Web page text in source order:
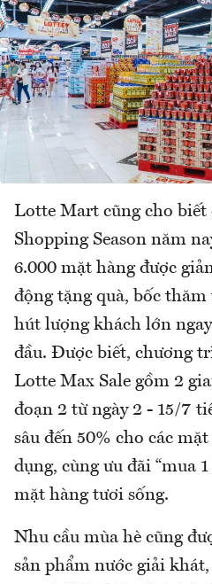
Lotte Mart cũng cho
Shopping Season năm
6.000 mặt hàng được
động tặng quà, bốc
hút lượng khách lớn
đầu. Được biết, chương
Lotte Max Sale gồm 2
đoạn 2 từ ngày 2 - 15/7
sâu đến 50% cho các
dụng, cùng ưu đãi “mua
mặt hàng tươi sống.
Nhu cầu mùa hè cũng
sản phẩm nước giải